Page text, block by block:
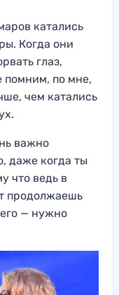
катались
Когда они
глаз,
помним, по мне,
чем катались
важно
даже когда ты
что ведь в
продолжаешь
его — нужно